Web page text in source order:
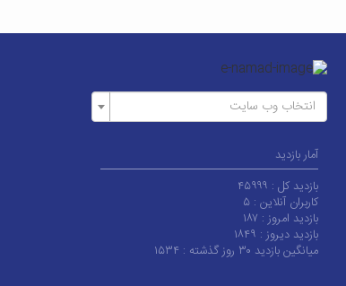
انتخاب وب سایت
آمار بازدید
بازدید کل : ۴۵۹۹۹
کاربران آنلاین :۵
بازدید امروز : ۱۸۷
بازدید دیروز : ۱۸۴۹
میانگین بازدید ۳۰ روز گذشته :
۱۵۳۴